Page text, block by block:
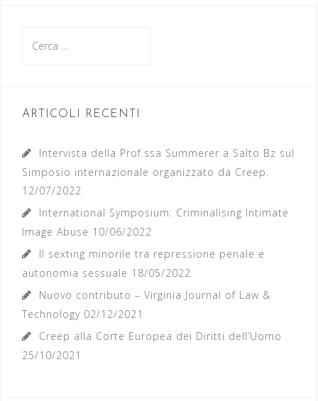
per:
ARTICOLI RECENTI
Intervista della Prof.ssa Summerer a Salto Bz sul
Simposio internazionale organizzato da Creep.
12/07/2022
International Symposium: Criminalising Intimate
Image Abuse 10/06/2022
Il sexting minorile tra repressione penale e
autonomia sessuale 18/05/2022
Nuovo contributo – Virginia Journal of Law &
Technology 02/12/2021
Creep alla Corte Europea dei Diritti dell’Uomo
25/10/2021